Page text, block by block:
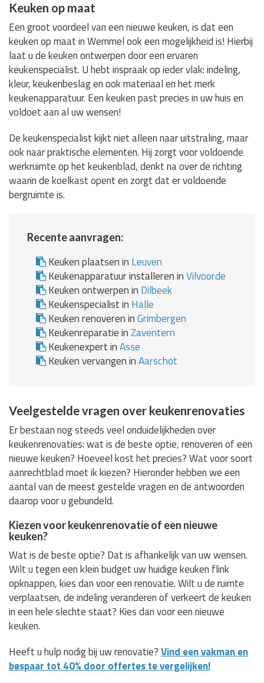
Keuken op maat
Een groot voordeel van een nieuwe keuken, is dat een
keuken op maat in Wemmel ook een mogelijkheid is! Hierbij
laat u de keuken ontwerpen door een ervaren
keukenspecialist. U hebt inspraak op ieder vlak: indeling,
kleur, keukenbeslag en ook materiaal en het merk
keukenapparatuur. Een keuken past precies in uw huis en
voldoet aan al uw wensen!
De keukenspecialist kijkt niet alleen naar uitstraling, maar
ook naar praktische elementen. Hij zorgt voor voldoende
werkruimte op het keukenblad, denkt na over de richting
waarin de koelkast opent en zorgt dat er voldoende
bergruimte is.
Recente aanvragen:
Keuken plaatsen in Leuven
Keukenapparatuur installeren inVilvoorde
Keuken ontwerpen in Dilbeek
Keukenspecialist in Halle
Keuken renoveren inGrimbergen
Keukenreparatie inZaventern
Keukenexpert inAsse
Keuken vervangen inAarschot
Veelgestelde vragen over keukenrenovaties
Er bestaan nog steeds veel onduidelijkheden over
keukenrenovaties: wat is de beste optie, renoveren of een
nieuwe keuken? Hoeveel kost het precies? Wat voor soort
aanrechtblad moet ik kiezen? Hieronder hebben we een
aantal van de meest gestelde vragen en de antwoorden
daarop voor u gebundeld.
Kiezen voor keukenrenovatie of een nieuwe
keuken?
Wat is de beste optie? Dat is afhankelijk van uw wensen.
Wilt u tegen een klein budget uw huidige keuken flink
opknappen, kies dan voor een renovatie. Wilt u de ruimte
verplaatsen, de indeling veranderen of verkeert de keuken
in een hele slechte staat? Kies dan voor een nieuwe
keuken.
Heeft u hulp nodig bij uw renovatie?Vind een vakman en
bespaar tot 40% door offertes te vergelijken!